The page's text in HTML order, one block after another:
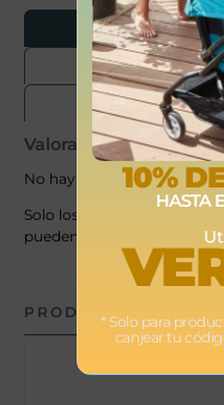
Valoraciones
No hay valoraciones aún.
Solo los usuarios
pueden hacer una
PRODUCTOS
10%
HASTA
* Solo para
canjear tu